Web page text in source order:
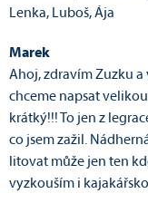
Lenka, Luboš, Ája
Marek
Ahoj, zdravím Zuzku a
chceme napsat
krátký!!! To jen z
co jsem zažil.
litovat může jen ten
vyzkouším i